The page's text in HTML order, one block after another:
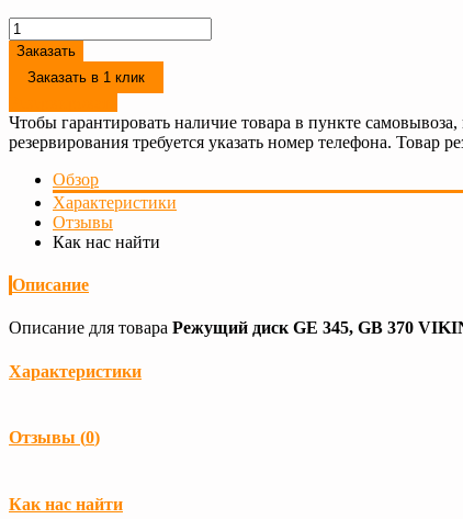
Заказать
Заказать в 1 клик
Чтобы гарантировать наличие товара в пункте
резервирования требуется указать номер телефона. Товар
Обзор
Характеристики
Отзывы
Как нас найти
Описание
Описание для товара Режущий диск GE 345, GB 370
Характеристики
Отзывы (0)
Как нас найти